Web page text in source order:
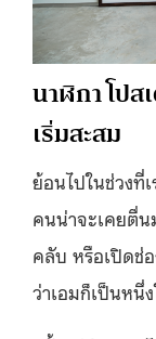
นาฬิกา โป
เริ่มสะสม
ย้อนไปในช่วงที่
คนน่าจะเคยตื่น
คลับ หรือเปิดช่
ว่าเอมก็เป็นหนึ่